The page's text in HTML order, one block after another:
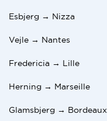
Esbjerg → Nizza
Vejle → Nantes
Fredericia → Lille
Herning → Marseille
Glamsbjerg → Bordeaux